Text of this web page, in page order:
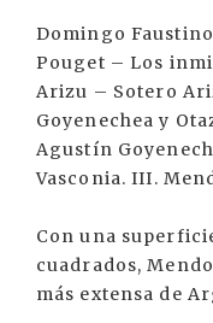
Domingo
Pouget – Los
Arizu – Sotero
Goyenechea y
Agustín
Vasconia. III.
Con una
cuadrados,
más extensa de